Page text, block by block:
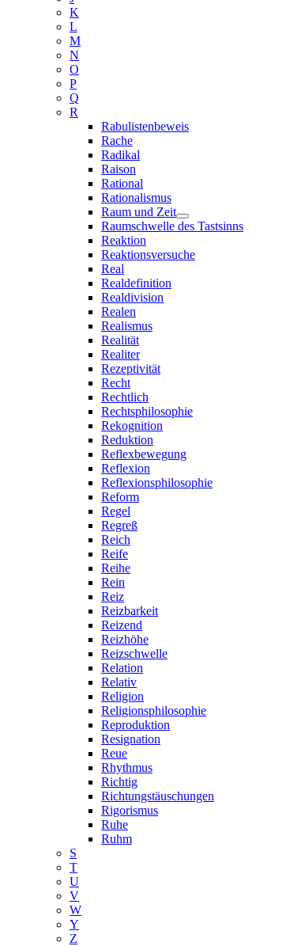
K
L
M
N
O
P
Q
R
Rabulistenbeweis
Rache
Radikal
Raison
Rational
Rationalismus
Raum und Zeit
Raumschwelle des Tastsinns
Reaktion
Reaktionsversuche
Real
Realdefinition
Realdivision
Realen
Realismus
Realität
Realiter
Rezeptivität
Recht
Rechtlich
Rechtsphilosophie
Rekognition
Reduktion
Reflexbewegung
Reflexion
Reflexionsphilosophie
Reform
Regel
Regreß
Reich
Reife
Reihe
Rein
Reiz
Reizbarkeit
Reizend
Reizhöhe
Reizschwelle
Relation
Relativ
Religion
Religionsphilosophie
Reproduktion
Resignation
Reue
Rhythmus
Richtig
Richtungstäuschungen
Rigorismus
Ruhe
Ruhm
S
T
U
V
W
Y
Z